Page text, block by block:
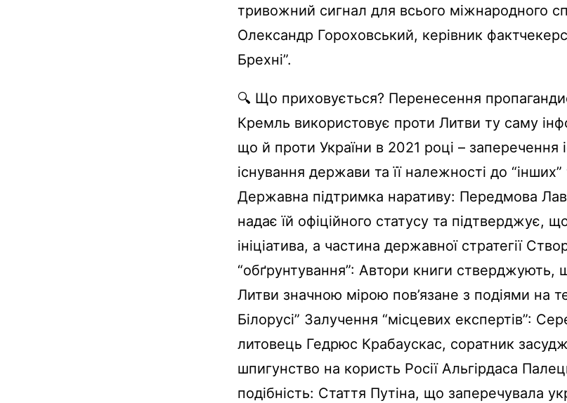
тривожний сигнал для всього міжнародного
Олександр Гороховський, керівник
Брехні”.
🔍 Що приховується? Перенесення
Кремль використовує проти Литви ту саму
що й проти України в 2021 році – заперечення
існування держави та її належності до “інших”
Державна підтримка наративу: Передмова
надає їй офіційного статусу та підтверджує,
ініціатива, а частина державної стратегії
“обґрунтування”: Автори книги стверджують,
Литви значною мірою пов’язане з подіями на
Білорусі” Залучення “місцевих експертів”:
литовець Гедрюс Крабаускас, соратник
шпигунство на користь Росії Альгірдаса
подібність: Стаття Путіна, що заперечувала